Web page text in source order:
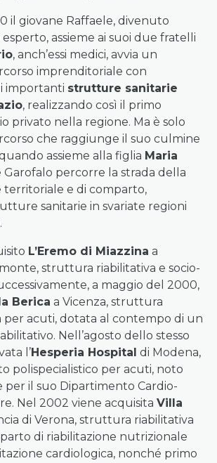
il giovane Raffaele, divenuto
assieme ai suoi due fratelli
, anch’essi medici, avvia un
imprenditoriale con
importanti strutture sanitarie
, realizzando così il primo
privato nella regione. Ma è solo
che raggiunge il suo culmine
assieme alla figlia Maria
Garofalo percorre la strada della
territoriale e di comparto,
sanitarie in svariate regioni
.
L’Eremo di Miazzina a
struttura riabilitativa e socio-
a maggio del 2000,
Berica a Vicenza, struttura
per acuti, dotata al contempo di un
Nell’agosto dello stesso
l’Hesperia Hospital di Modena,
polispecialistico per acuti, noto
il suo Dipartimento Cardio-
Nel 2002 viene acquisita Villa
di Verona, struttura riabilitativa
di riabilitazione nutrizionale
cardiologica, nonché primo